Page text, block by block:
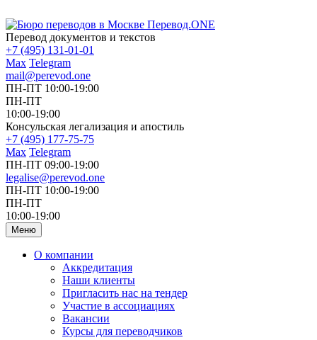
Перевод документов и текстов
+7 (495) 131-01-01
Max Telegram
mail@perevod.one
ПН-ПТ 10:00-19:00
ПН-ПТ
10:00-19:00
Консульская легализация и апостиль
+7 (495) 177-75-75
Max Telegram
ПН-ПТ 09:00-19:00
legalise@perevod.one
ПН-ПТ 10:00-19:00
ПН-ПТ
10:00-19:00
Меню
О компании
Аккредитация
Наши клиенты
Пригласить нас на тендер
Участие в ассоциациях
Вакансии
Курсы для переводчиков